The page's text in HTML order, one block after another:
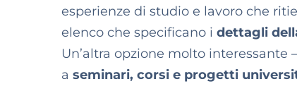
esperienze di studio e lavoro che
elenco che specificano i dettagli
Un’altra opzione molto interessante
a seminari, corsi e progetti